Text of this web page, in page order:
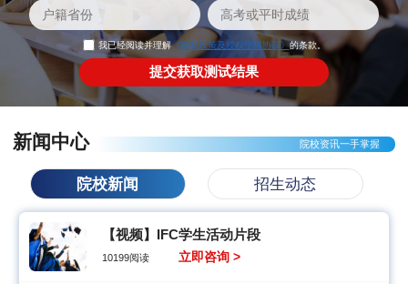
我已经阅读并理解《隐私政策及授权使用协议》的条款。
新闻中心 院校资讯一手掌握
院校新闻 招生动态
【视频】IFC学生活动片段
10199阅读 立即咨询 >